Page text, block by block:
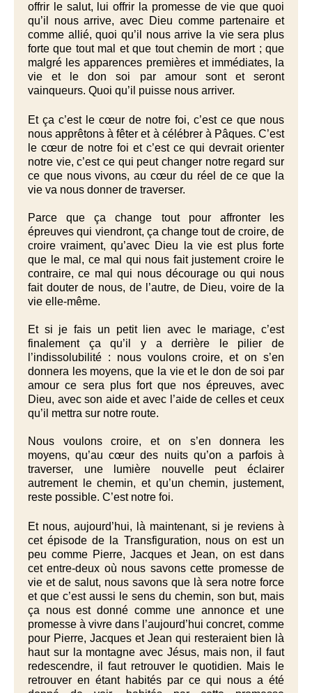
offrir le salut, lui offrir la promesse de vie que quoi
qu’il nous arrive, avec Dieu comme partenaire et
comme allié, quoi qu’il nous arrive la vie sera plus
forte que tout mal et que tout chemin de mort ; que
malgré les apparences premières et immédiates, la
vie et le don soi par amour sont et seront
vainqueurs. Quoi qu’il puisse nous arriver.
Et ça c’est le cœur de notre foi, c’est ce que nous
nous apprêtons à fêter et à célébrer à Pâques. C’est
le cœur de notre foi et c’est ce qui devrait orienter
notre vie, c’est ce qui peut changer notre regard sur
ce que nous vivons, au cœur du réel de ce que la
vie va nous donner de traverser.
Parce que ça change tout pour affronter les
épreuves qui viendront, ça change tout de croire, de
croire vraiment, qu’avec Dieu la vie est plus forte
que le mal, ce mal qui nous fait justement croire le
contraire, ce mal qui nous décourage ou qui nous
fait douter de nous, de l’autre, de Dieu, voire de la
vie elle-même.
Et si je fais un petit lien avec le mariage, c’est
finalement ça qu’il y a derrière le pilier de
l’indissolubilité : nous voulons croire, et on s’en
donnera les moyens, que la vie et le don de soi par
amour ce sera plus fort que nos épreuves, avec
Dieu, avec son aide et avec l’aide de celles et ceux
qu’il mettra sur notre route.
Nous voulons croire, et on s’en donnera les
moyens, qu’au cœur des nuits qu’on a parfois à
traverser, une lumière nouvelle peut éclairer
autrement le chemin, et qu’un chemin, justement,
reste possible. C’est notre foi.
Et nous, aujourd’hui, là maintenant, si je reviens à
cet épisode de la Transfiguration, nous on est un
peu comme Pierre, Jacques et Jean, on est dans
cet entre-deux où nous savons cette promesse de
vie et de salut, nous savons que là sera notre force
et que c’est aussi le sens du chemin, son but, mais
ça nous est donné comme une annonce et une
promesse à vivre dans l’aujourd’hui concret, comme
pour Pierre, Jacques et Jean qui resteraient bien là
haut sur la montagne avec Jésus, mais non, il faut
redescendre, il faut retrouver le quotidien. Mais le
retrouver en étant habités par ce qui nous a été